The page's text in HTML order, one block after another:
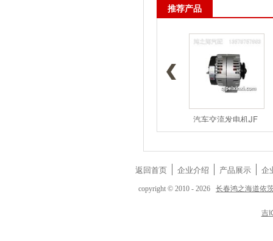
推荐产品
汽车交流发电机JF
返回首页 企业介绍 产品展示 企
copyright © 2010 - 2026 长春鸿之海道依
吉